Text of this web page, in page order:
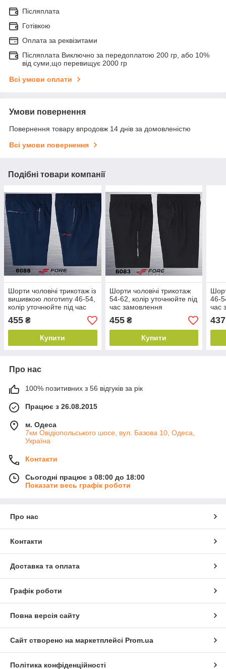
Післяплата
Готівкою
Оплата за реквізитами
Післяплата Виключно за передоплатою 200 гр, або 10%
від суми,що перевищує 2000 гр
Всі умови оплати
Умови повернення
Повернення товару впродовж 14 днів за домовленістю
Всі умови повернення
Подібні товари компанії
Шорти чоловічі трикотаж із
вишивкою логотипу 46-54,
колір уточнюйте під час
замовлення
455 ₴
Купити
Шорти чоловічі трикотаж
54-62, колір уточнюйте під
час замовлення
455₴
Купити
46-
час
437
Про нас
100% позитивних з 56 відгуків за рік
Працює з 26.08.2015
м. Одеса
7км Овідіопольського шосе, вул. Базова 10, Одеса,
Україна
Контакти
Сьогодні працює з 08:00 до 18:00
Показати весь графік роботи
Про нас
Контакти
Доставка та оплата
Графік роботи
Повна версія сайту
Сайт створено на маркетплейсі Prom.ua
Політика конфіденційності